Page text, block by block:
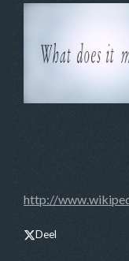
http://
Deel